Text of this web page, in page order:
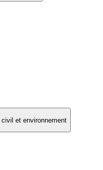
et environnement